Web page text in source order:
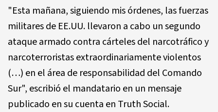
"Esta mañana, siguiendo mis órdenes, las fuerzas
militares de EE.UU. llevaron a cabo un segundo
ataque armado contra cárteles del narcotráfico y
narcoterroristas extraordinariamente violentos
(…) en el área de responsabilidad del Comando
Sur", escribió el mandatario en un mensaje
publicado en su cuenta en Truth Social.